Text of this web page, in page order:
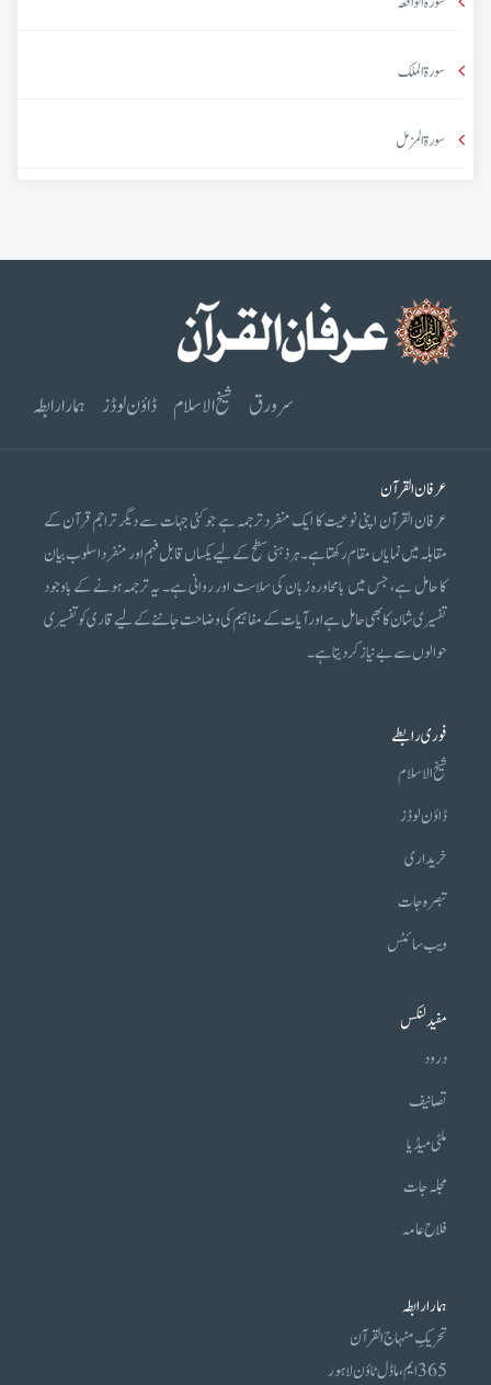
سورۃ الملک
سورۃ المزمل
سرورق شیخ الاسلام ڈاؤن لوڈز ہمارا رابطہ
عرفان القرآن
عرفان القرآن اپنی نوعیت کا ایک منفرد ترجمہ ہے جو کئی جہات سے دیگر تراجم قرآن کے
مقابلہ میں نمایاں مقام رکھتا ہے۔ ہر ذہنی سطح کے لیے یکساں قابل فہم اور منفرد اسلوب بیان
کا حامل ہے، جس میں بامحاورہ زبان کی سلاست اور روانی ہے۔ یہ ترجمہ ہونے کے باوجود
تفسیری شان کا بھی حامل ہے اور آیات کے مفاہیم کی وضاحت جاننے کے لیے قاری کو تفسیری
حوالوں سے بے نیاز کر دیتا ہے۔
فوری رابطے
شیخ الاسلام
ڈاؤن لوڈز
خریداری
تبصرہ جات
ویب سائٹس
مفید لنکس
درود
تصانیف
ملٹی میڈیا
مجلہ جات
فلاح عامہ
ہمارا رابطہ
تحریکِ منہاج القرآن
365 ایم، ماڈل ٹاؤن لاہور